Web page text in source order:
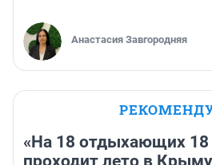
Анастасия Завгородняя
«На 18 отдыхающих 18
проходит лето в